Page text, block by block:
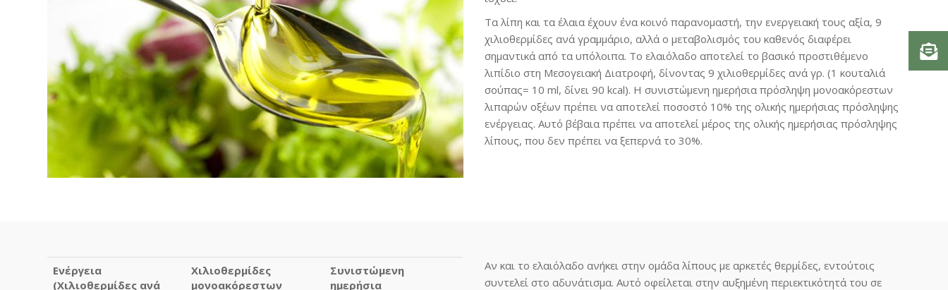
Τα λίπη και τα έλαια έχουν ένα κοινό παρανομαστή, την ενεργειακή τους αξία, 9
χιλιοθερμίδες ανά γραμμάριο, αλλά ο μεταβολισμός του καθενός διαφέρει
σημαντικά από τα υπόλοιπα. Το ελαιόλαδο αποτελεί το βασικό προστιθέμενο
λιπίδιο στη Μεσογειακή Διατροφή, δίνοντας 9 χιλιοθερμίδες ανά γρ. (1 κουταλιά
σούπας= 10 ml, δίνει 90 kcal). Η συνιστώμενη ημερήσια πρόσληψη μονοακόρεστων
λιπαρών οξέων πρέπει να αποτελεί ποσοστό 10% της ολικής ημερήσιας πρόσληψης
ενέργειας. Αυτό βέβαια πρέπει να αποτελεί μέρος της ολικής ημερήσιας πρόσληψης
λίπους, που δεν πρέπει να ξεπερνά το 30%.
Ενέργεια
(Χιλιοθερμίδες ανά
Χιλιοθερμίδες
μονοακόρεστων
Συνιστώμενη
ημερήσια
Αν και το ελαιόλαδο ανήκει στην ομάδα λίπους με αρκετές θερμίδες, εντούτοις
συντελεί στο αδυνάτισμα. Αυτό οφείλεται στην αυξημένη περιεκτικότητά του σε